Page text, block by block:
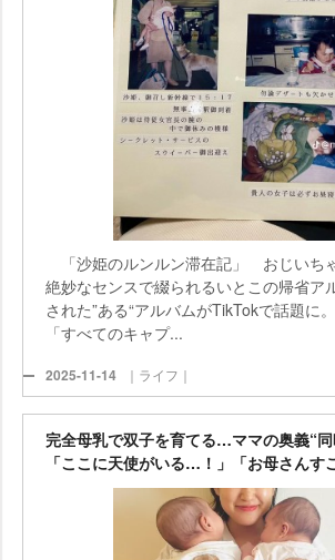
「沙姫のルンルン滞在記」 おじいち
絶妙なセンスで綴られるいとこの帰省ア
された”ある“アルバムがTikTokで話題に
「すべてのキャプ...
2025-11-14 ｜ライフ｜
完全母乳で双子を育てる…ママの奥義“
「ここに天使がいる…！」「お母さんす